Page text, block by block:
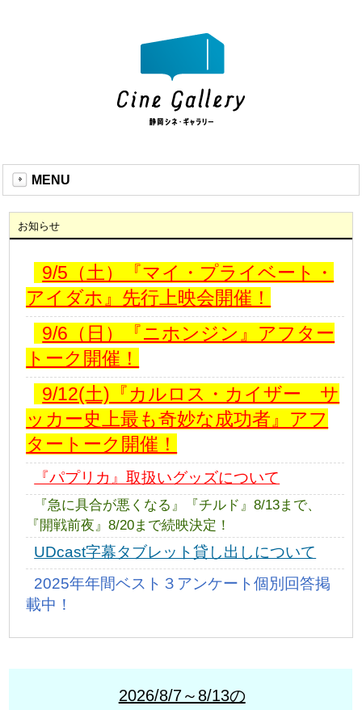
MENU
お知らせ
9/5（土）『マイ・プライベート・
アイダホ』先行上映会開催！
9/6（日）『ニホンジン』アフター
トーク開催！
9/12(土)『カルロス・カイザー サ
ッカー史上最も奇妙な成功者』アフ
タートーク開催！
『パプリカ』取扱いグッズについて
『急に具合が悪くなる』『チルド』8/13まで、
『開戦前夜』8/20まで続映決定！
UDcast字幕タブレット貸し出しについて
2025年年間ベスト３アンケート個別回答掲
載中！
2026/8/7～8/13の